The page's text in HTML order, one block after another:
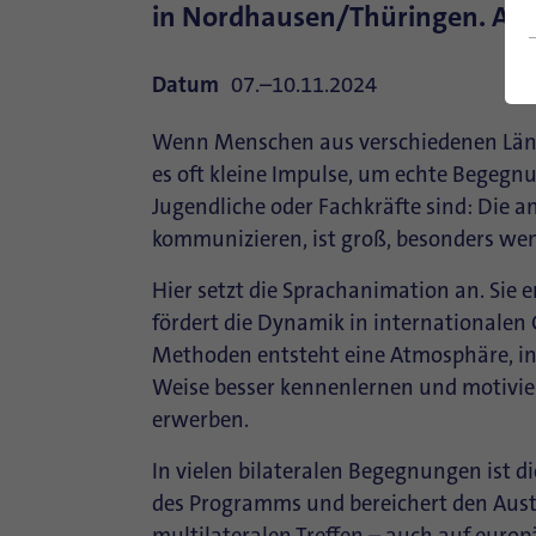
in Nordhausen/Thüringen.
Datum 07.–10.11.2024
Wenn Menschen aus verschiedenen
es oft kleine Impulse, um echte
Jugendliche oder Fachkräfte sind: Die
kommunizieren, ist groß, besonders
Hier setzt die Sprachanimation an.
fördert die Dynamik in internationalen
Methoden entsteht eine Atmosphäre,
Weise besser kennenlernen und
erwerben.
In vielen bilateralen Begegnungen ist
des Programms und bereichert den